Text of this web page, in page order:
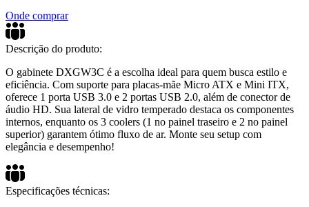
Onde comprar
Descrição do produto:
O gabinete DXGW3C é a escolha ideal para quem busca estilo e
eficiência. Com suporte para placas-mãe Micro ATX e Mini ITX,
oferece 1 porta USB 3.0 e 2 portas USB 2.0, além de conector de
áudio HD. Sua lateral de vidro temperado destaca os componentes
internos, enquanto os 3 coolers (1 no painel traseiro e 2 no painel
superior) garantem ótimo fluxo de ar. Monte seu setup com
elegância e desempenho!
Especificações técnicas: